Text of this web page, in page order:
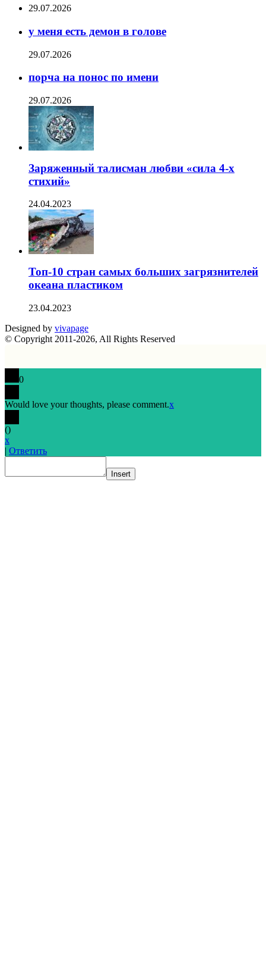
29.07.2026
у меня есть демон в голове
29.07.2026
порча на понос по имени
29.07.2026
Заряженный талисман любви «сила 4-х
стихий»
24.04.2023
Топ-10 стран самых больших загрязнителей
океана пластиком
23.04.2023
Designed by vivapage
© Copyright 2011-2026, All Rights Reserved
0
Would love your thoughts, please comment.x
()
x
| Ответить
Insert